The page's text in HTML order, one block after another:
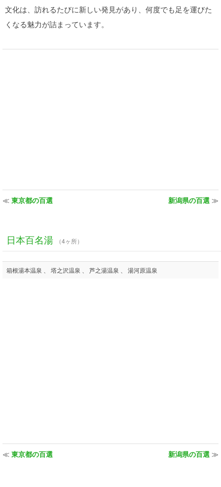
文化は、訪れるたびに新しい発見があり、何度でも足を運びた
くなる魅力が詰まっています。
≪ 東京都の百選 新潟県の百選 ≫
日本百名湯 （4ヶ所）
箱根湯本温泉 、 塔之沢温泉 、 芦之湯温泉 、 湯河原温泉
≪ 東京都の百選 新潟県の百選 ≫